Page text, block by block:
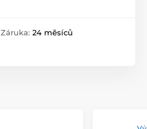
Záruka: 24 měsíců